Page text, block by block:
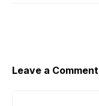
Leave a Comment